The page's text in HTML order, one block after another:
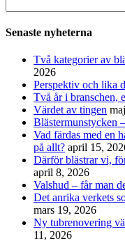
efter:
Senaste nyheterna
Två kategorier av
2026
Perspektiv och lika
Två år i branschen,
Värdet av tingen
Blästermunstycken
Vad färdas med en
på allt? april 15,
Därför blästrar vi,
april 8, 2026
Valshud – får man
Det anrika verkets
mars 19, 2026
Ny tubrenovering
11, 2026